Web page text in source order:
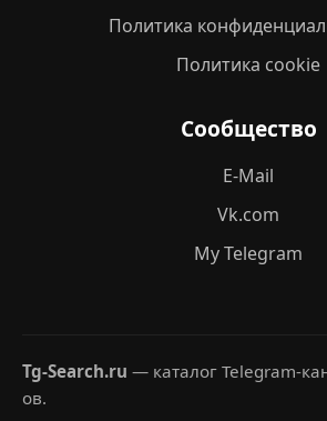
Политика
Политика cookie
Сообщество
E-Mail
Vk.com
My Telegram
Tg-Search.ru — каталог Telegram-
ов.